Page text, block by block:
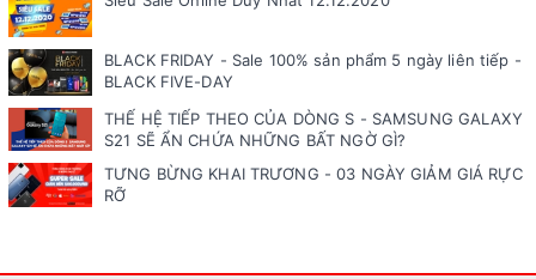
BLACK FRIDAY - Sale 100% sản phẩm 5 ngày liên tiếp -
BLACK FIVE-DAY
THẾ HỆ TIẾP THEO CỦA DÒNG S - SAMSUNG GALAXY
S21 SẼ ẨN CHỨA NHỮNG BẤT NGỜ GÌ?
TƯNG BỪNG KHAI TRƯƠNG - 03 NGÀY GIẢM GIÁ RỰC
RỠ